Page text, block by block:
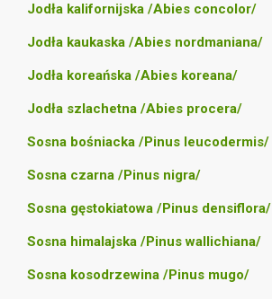
Jodła kalifornijska /Abies concolor/
Jodła kaukaska /Abies nordmaniana/
Jodła koreańska /Abies koreana/
Jodła szlachetna /Abies procera/
Sosna bośniacka /Pinus leucodermis/
Sosna czarna /Pinus nigra/
Sosna gęstokiatowa /Pinus densiflora/
Sosna himalajska /Pinus wallichiana/
Sosna kosodrzewina /Pinus mugo/